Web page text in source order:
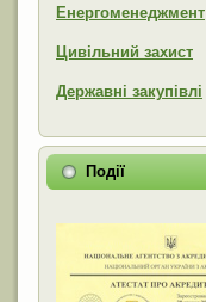
Енергоменеджмент
Цивільний захист
Державні закупівлі
Події